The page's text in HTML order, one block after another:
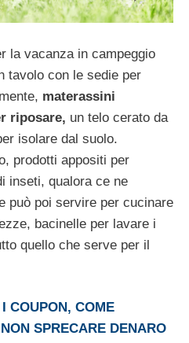
la vacanza in campeggio
tavolo con le sedie per
materassini
riposare, un telo cerato da
isolare dal suolo.
prodotti appositi per
inseti, qualora ce ne
può poi servire per cucinare
bacinelle per lavare i
quello che serve per il
COUPON, COME
SPRECARE DENARO